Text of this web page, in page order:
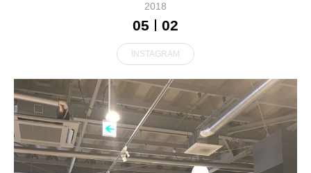
2018
05 02
INSTAGRAM